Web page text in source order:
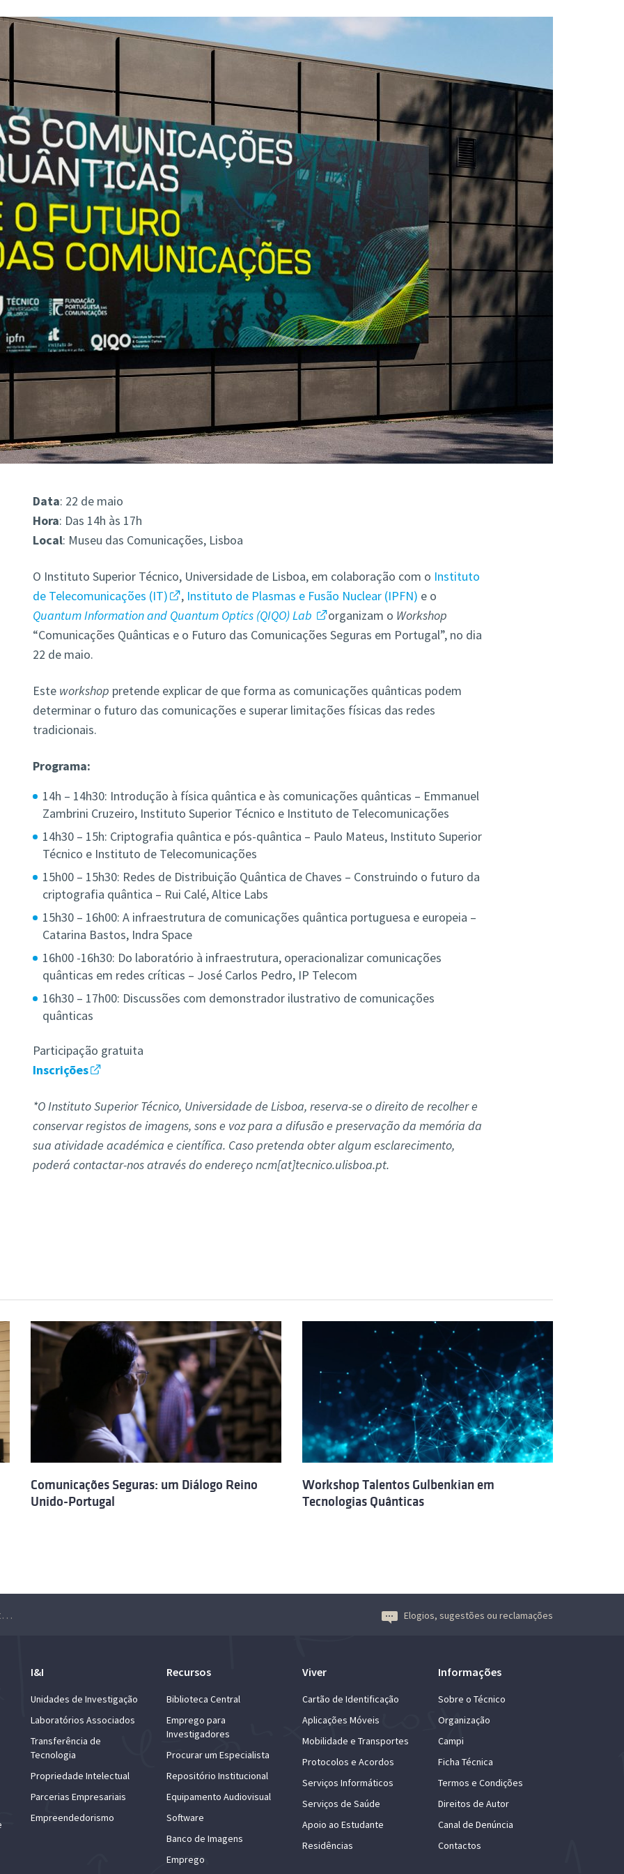
Data: 22 de maio
Hora: Das 14h às 17h
Local: Museu das Comunicações, Lisboa
O Instituto Superior Técnico, Universidade de Lisboa, em colaboração com o Instituto
de Telecomunicações (IT)
, Instituto de Plasmas e Fusão Nuclear (IPFN) e o
Quantum Information and Quantum Optics (QIQO) Lab
organizam o Workshop
“Comunicações Quânticas e o Futuro das Comunicações Seguras em Portugal”, no dia
22 de maio.
Este workshop pretende explicar de que forma as comunicações quânticas podem
determinar o futuro das comunicações e superar limitações físicas das redes
tradicionais.
Programa:
14h – 14h30: Introdução à física quântica e às comunicações quânticas – Emmanuel
Zambrini Cruzeiro, Instituto Superior Técnico e Instituto de Telecomunicações
14h30 – 15h: Criptografia quântica e pós-quântica – Paulo Mateus, Instituto Superior
Técnico e Instituto de Telecomunicações
15h00 – 15h30: Redes de Distribuição Quântica de Chaves – Construindo o futuro da
criptografia quântica – Rui Calé, Altice Labs
15h30 – 16h00: A infraestrutura de comunicações quântica portuguesa e europeia –
Catarina Bastos, Indra Space
16h00 -16h30: Do laboratório à infraestrutura, operacionalizar comunicações
quânticas em redes críticas – José Carlos Pedro, IP Telecom
16h30 – 17h00: Discussões com demonstrador ilustrativo de comunicações
quânticas
Participação gratuita
Inscrições
*O Instituto Superior Técnico, Universidade de Lisboa, reserva-se o direito de recolher e
conservar registos de imagens, sons e voz para a difusão e preservação da memória da
sua atividade académica e científica. Caso pretenda obter algum esclarecimento,
poderá contactar-nos através do endereço ncm[at]tecnico.ulisboa.pt.
Comunicações Seguras: um Diálogo Reino
Unido-Portugal
Workshop Talentos Gulbenkian em
Tecnologias Quânticas
Workshop “Comunicações Quânticas e o Futuro das Comunicações Seguras em Portugal” Elogios, sugestões ou reclamações
I&I
Unidades de Investigação
Laboratórios Associados
Transferência de
Tecnologia
Propriedade Intelectual
Parcerias Empresariais
Empreendedorismo
Recursos
Biblioteca Central
Emprego para
Investigadores
Procurar um Especialista
Repositório Institucional
Equipamento Audiovisual
Software
Banco de Imagens
Emprego
Viver
Cartão de Identificação
Aplicações Móveis
Mobilidade e Transportes
Protocolos e Acordos
Serviços Informáticos
Serviços de Saúde
Apoio ao Estudante
Residências
Informações
Sobre o Técnico
Organização
Campi
Ficha Técnica
Termos e Condições
Direitos de Autor
Canal de Denúncia
Contactos